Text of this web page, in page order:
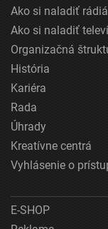
Ako si naladiť rádiá
Ako si naladiť
Organizačná
História
Kariéra
Rada
Úhrady
Kreatívne centrá
Vyhlásenie o
E-SHOP